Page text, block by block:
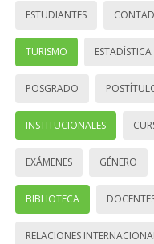
ESTUDIANTES
TURISMO ESTADÍSTICA
POSGRADO
INSTITUCIONALES
EXÁMENES GÉNERO
BIBLIOTECA
RELACIONES